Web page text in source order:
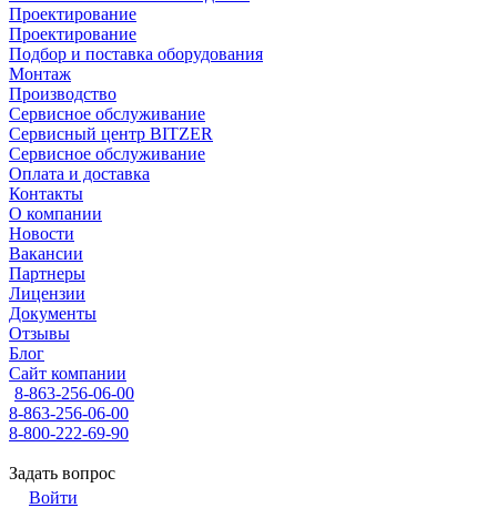
Проектирование
Проектирование
Подбор и поставка оборудования
Монтаж
Производство
Сервисное обслуживание
Сервисный центр BITZER
Сервисное обслуживание
Оплата и доставка
Контакты
О компании
Новости
Вакансии
Партнеры
Лицензии
Документы
Отзывы
Блог
Сайт компании
8-863-256-06-00
8-863-256-06-00
8-800-222-69-90
Задать вопрос
Войти